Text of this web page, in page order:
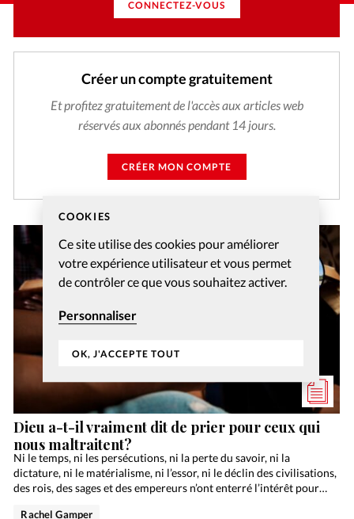
COOKIES
Ce site utilise des cookies pour améliorer
votre expérience utilisateur et vous permet
de contrôler ce que vous souhaitez activer.
Personnaliser
OK, J'ACCEPTE TOUT
CONNECTEZ-VOUS
Créer un compte gratuitement
Et profitez gratuitement de l'accès aux articles web
réservés aux abonnés pendant 14 jours.
CRÉER MON COMPTE
Dieu a-t-il vraiment dit de prier pour ceux qui
nous maltraitent?
Ni le temps, ni les persécutions, ni la perte du savoir, ni la
dictature, ni le matérialisme, ni l’essor, ni le déclin des civilisations,
des rois, des sages et des empereurs n’ont enterré l’intérêt pour…
Rachel Gamper